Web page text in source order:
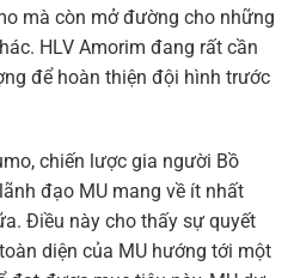
mà còn mở đường cho những
HLV Amorim đang rất cần
để hoàn thiện đội hình trước
chiến lược gia người Bồ
đạo MU mang về ít nhất
Điều này cho thấy sự quyết
diện của MU hướng tới một